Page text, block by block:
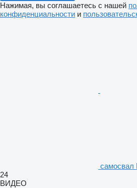
Нажимая, вы соглашаетесь с нашей
конфиденциальности и
самосвал
24
ВИДЕО